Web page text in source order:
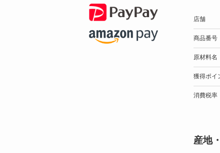
店舗
商品番号
原材料名
獲得ポイ
消費税率
産地